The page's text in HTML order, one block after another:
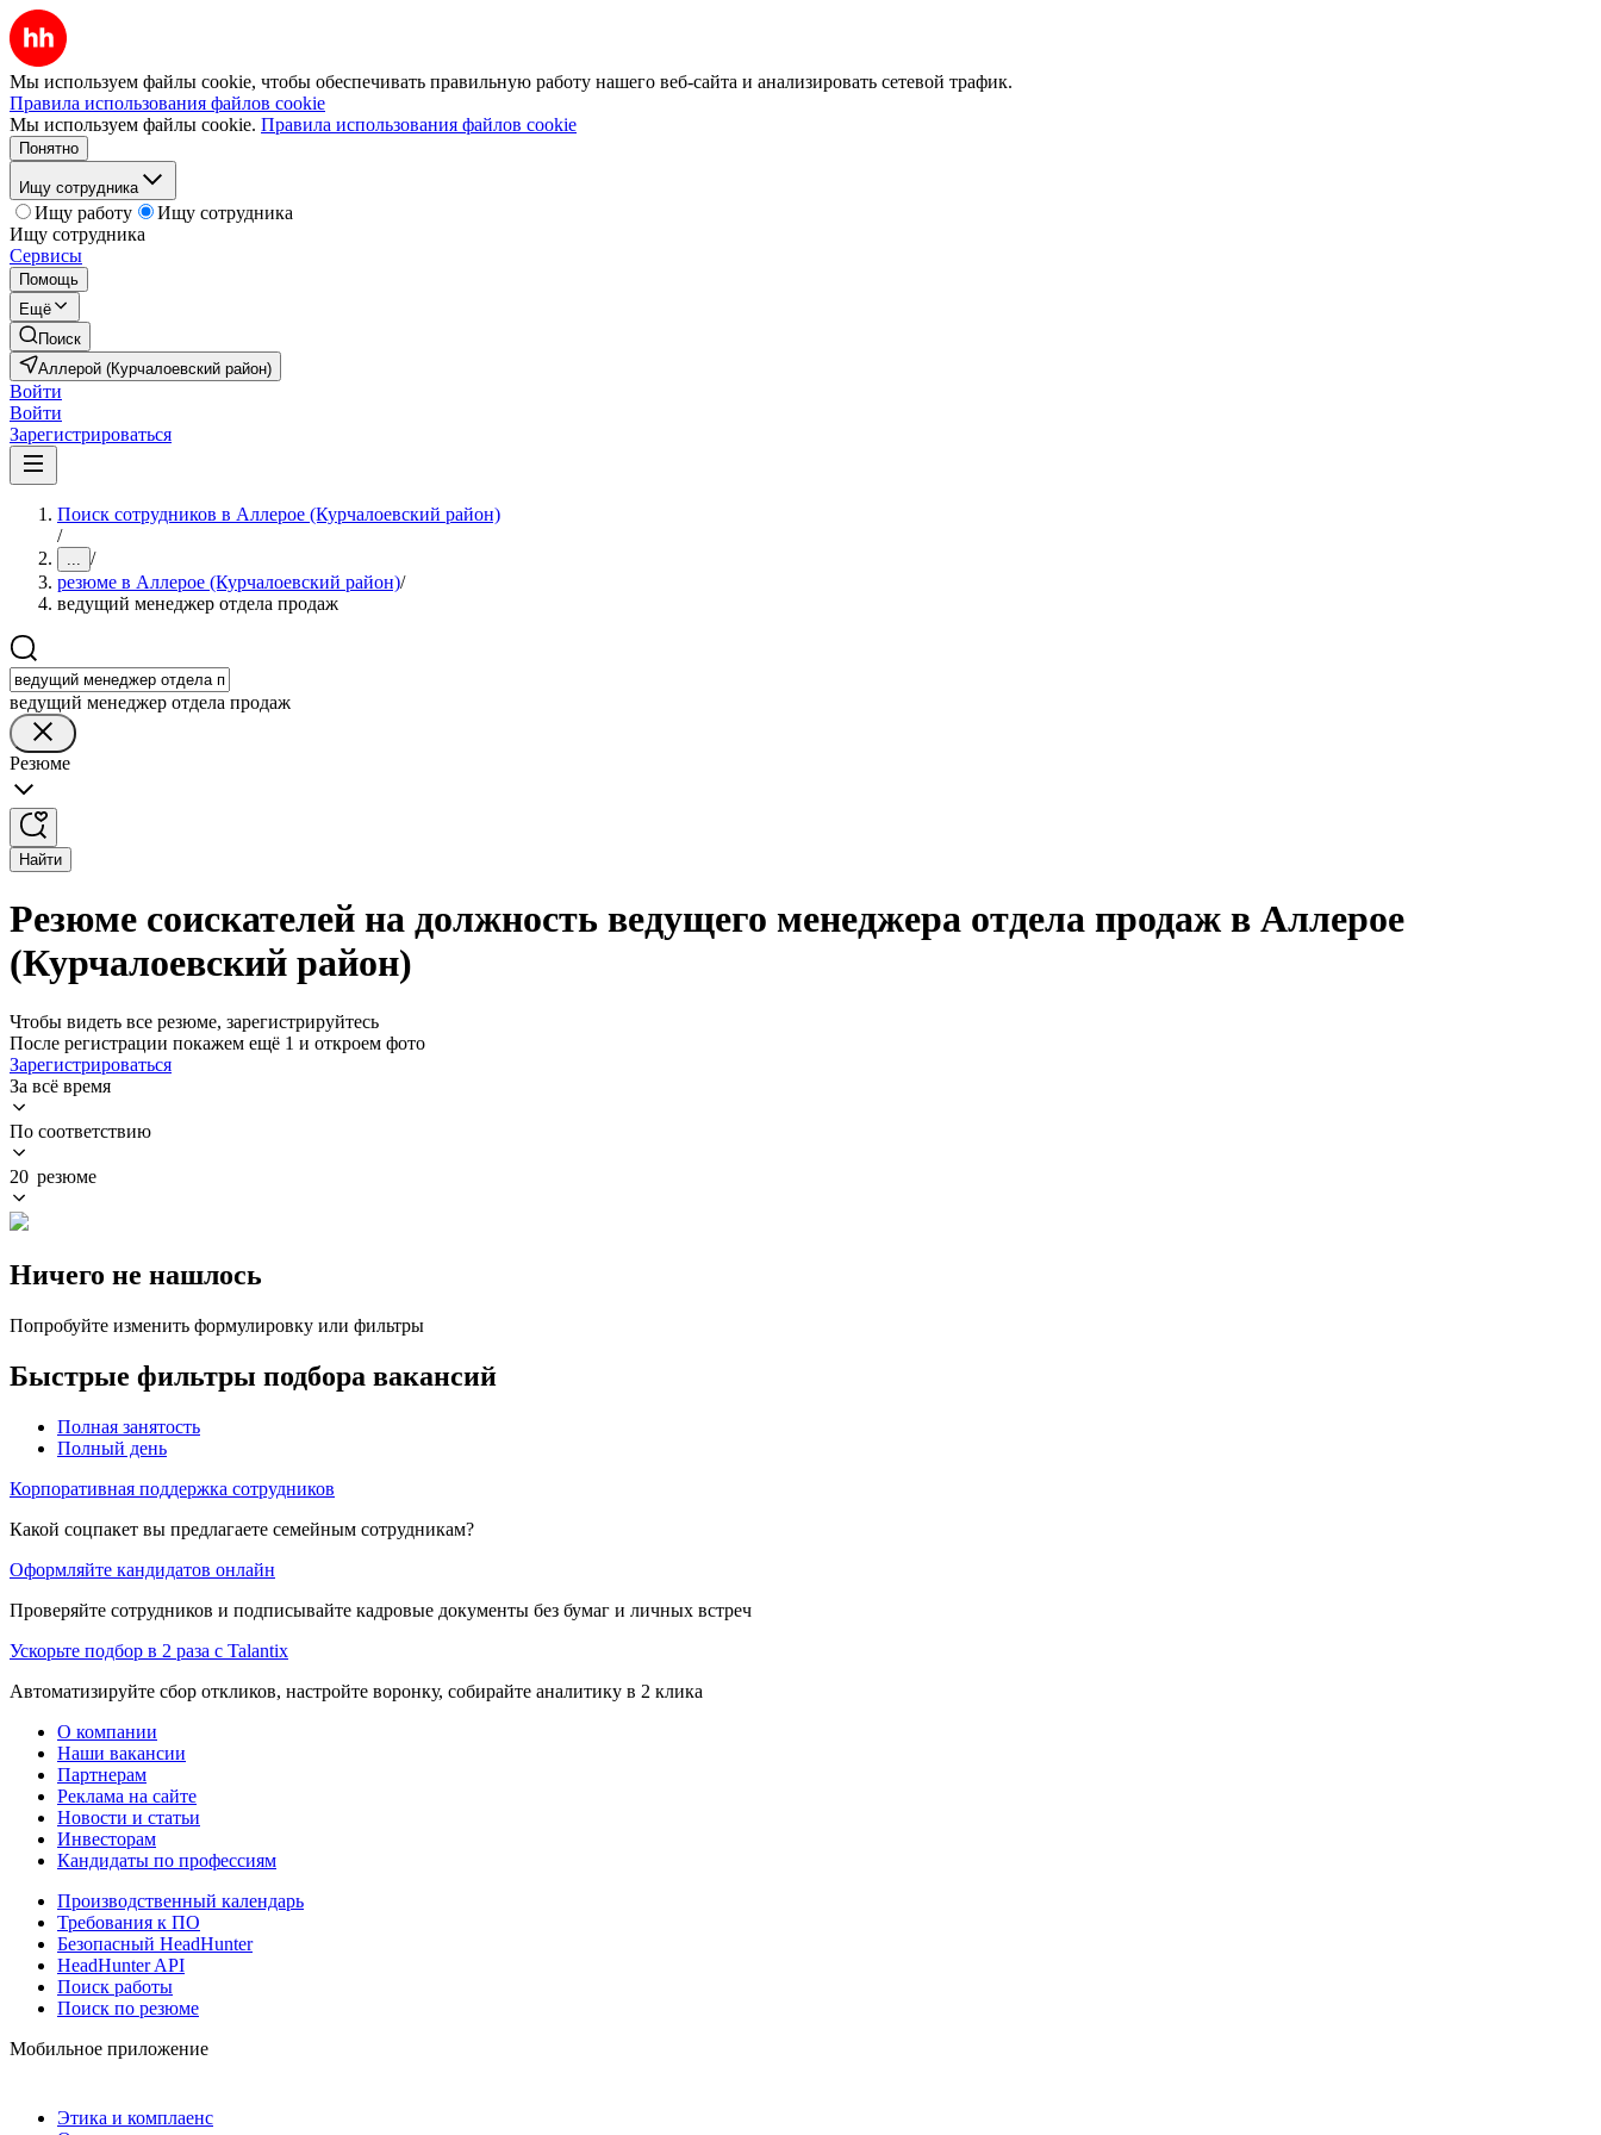
Мы используем файлы cookie, чтобы обеспечивать правильную работу нашего веб-сайта и анализировать сетевой трафик.
Правила использования файлов cookie
Мы используем файлы cookie. Правила использования файлов cookie
Понятно
Ищу сотрудника
Ищу работу
Ищу сотрудника
Ищу сотрудника
Сервисы
Помощь
Ещё
Поиск
Аллерой (Курчалоевский район)
Войти
Войти
Зарегистрироваться
Поиск сотрудников в Аллерое (Курчалоевский район)
/
... /
резюме в Аллерое (Курчалоевский район)/
ведущий менеджер отдела продаж
ведущий менеджер отдела продаж
Резюме
Найти
Резюме соискателей на должность ведущего менеджера отдела продаж в Аллерое
(Курчалоевский район)
Чтобы видеть все резюме, зарегистрируйтесь
После регистрации покажем ещё 1 и откроем фото
Зарегистрироваться
За всё время
По соответствию
20 резюме
Ничего не нашлось
Попробуйте изменить формулировку или фильтры
Быстрые фильтры подбора вакансий
Полная занятость
Полный день
Корпоративная поддержка сотрудников
Какой соцпакет вы предлагаете семейным сотрудникам?
Оформляйте кандидатов онлайн
Проверяйте сотрудников и подписывайте кадровые документы без бумаг и личных встреч
Ускорьте подбор в 2 раза с Talantix
Автоматизируйте сбор откликов, настройте воронку, собирайте аналитику в 2 клика
О компании
Наши вакансии
Партнерам
Реклама на сайте
Новости и статьи
Инвесторам
Кандидаты по профессиям
Производственный календарь
Требования к ПО
Безопасный HeadHunter
HeadHunter API
Поиск работы
Поиск по резюме
Мобильное приложение
Этика и комплаенс